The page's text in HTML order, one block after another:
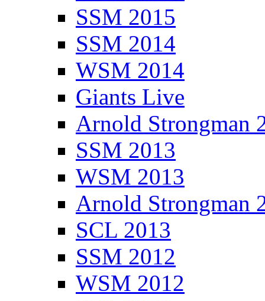
SSM 2015
SSM 2014
WSM 2014
Giants Live
Arnold Strongman
SSM 2013
WSM 2013
Arnold Strongman
SCL 2013
SSM 2012
WSM 2012